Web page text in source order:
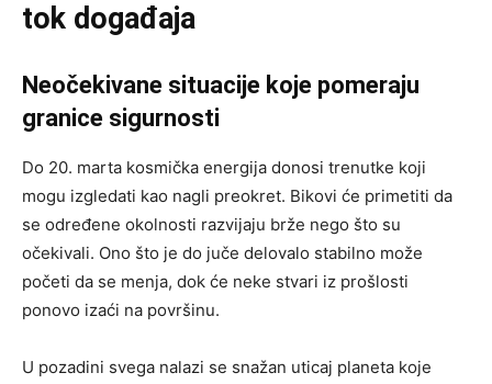
tok događaja
Neočekivane situacije koje pomeraju
granice sigurnosti
Do 20. marta kosmička energija donosi trenutke koji
mogu izgledati kao nagli preokret. Bikovi će primetiti da
se određene okolnosti razvijaju brže nego što su
očekivali. Ono što je do juče delovalo stabilno može
početi da se menja, dok će neke stvari iz prošlosti
ponovo izaći na površinu.
U pozadini svega nalazi se snažan uticaj planeta koje